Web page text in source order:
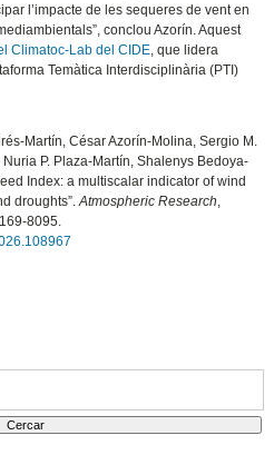
l’impacte de les sequeres de vent en
conclou Azorín. Aquest
Climatoc-Lab del CIDE , que lidera
Temàtica Interdisciplinària (PTI)
Martín, César Azorín-Molina, Sergio M.
P. Plaza-Martín, Shalenys Bedoya-
Index: a multiscalar indicator of wind
droughts”.Atmospheric Research
8095.